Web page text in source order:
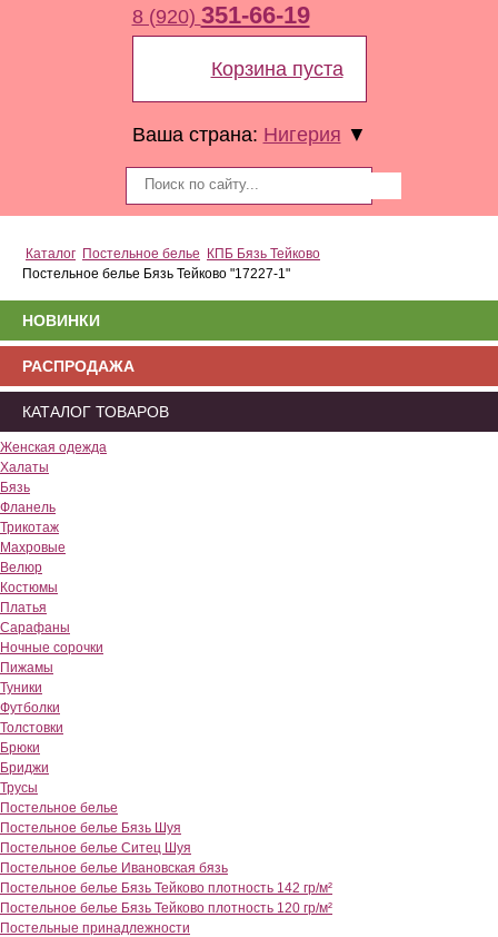
8 (920) 351-66-19
Корзина пуста
Ваша страна: Нигерия ▼
Каталог Постельное белье
КПБ Бязь Тейково
Постельное белье Бязь Тейково "17227-1"
НОВИНКИ
РАСПРОДАЖА
КАТАЛОГ ТОВАРОВ
Женская одежда
Халаты
Бязь
Фланель
Трикотаж
Махровые
Велюр
Костюмы
Платья
Сарафаны
Ночные сорочки
Пижамы
Туники
Футболки
Толстовки
Брюки
Бриджи
Трусы
Постельное белье
Постельное белье Бязь Шуя
Постельное белье Ситец Шуя
Постельное белье Ивановская бязь
Постельное белье Бязь Тейково плотность 142 гр/м²
Постельное белье Бязь Тейково плотность 120 гр/м²
Постельные принадлежности